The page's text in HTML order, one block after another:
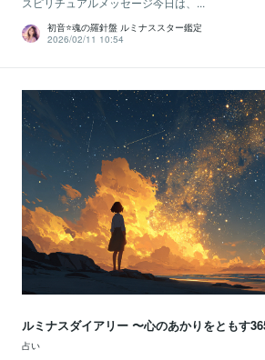
初音⭐️魂の羅針盤 ルミナススター鑑定
2026/02/11 10:54
ルミナスダイアリー 〜心のあかりをともす
占い